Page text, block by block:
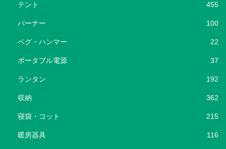
テント 455
バーナー 100
ペグ・ハンマー 22
ポータブル電源 37
ランタン 192
収納 362
寝袋・コット 215
暖房器具 116